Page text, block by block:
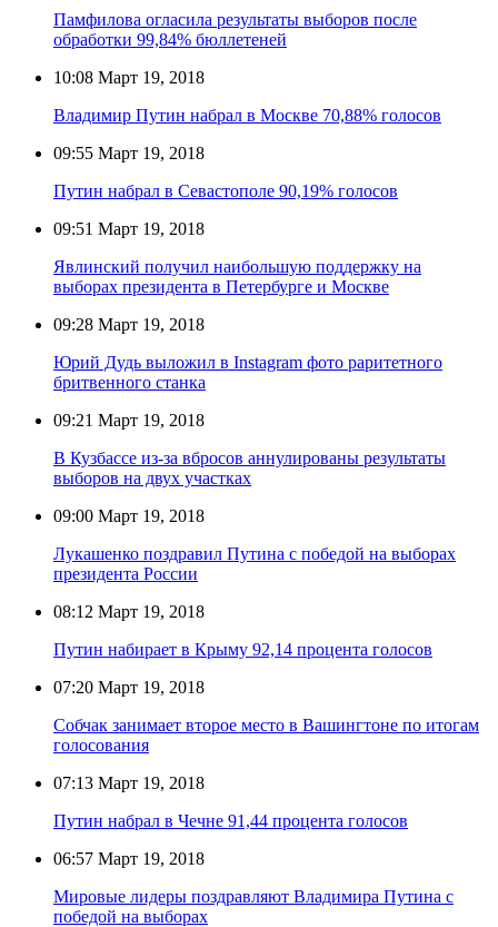
Памфилова огласила результаты выборов после
обработки 99,84% бюллетеней
10:08 Март 19, 2018
Владимир Путин набрал в Москве 70,88% голосов
09:55 Март 19, 2018
Путин набрал в Севастополе 90,19% голосов
09:51 Март 19, 2018
Явлинский получил наибольшую поддержку на
выборах президента в Петербурге и Москве
09:28 Март 19, 2018
Юрий Дудь выложил в Instagram фото раритетного
бритвенного станка
09:21 Март 19, 2018
В Кузбассе из-за вбросов аннулированы результаты
выборов на двух участках
09:00 Март 19, 2018
Лукашенко поздравил Путина с победой на выборах
президента России
08:12 Март 19, 2018
Путин набирает в Крыму 92,14 процента голосов
07:20 Март 19, 2018
Собчак занимает второе место в Вашингтоне по итогам
голосования
07:13 Март 19, 2018
Путин набрал в Чечне 91,44 процента голосов
06:57 Март 19, 2018
Мировые лидеры поздравляют Владимира Путина с
победой на выборах